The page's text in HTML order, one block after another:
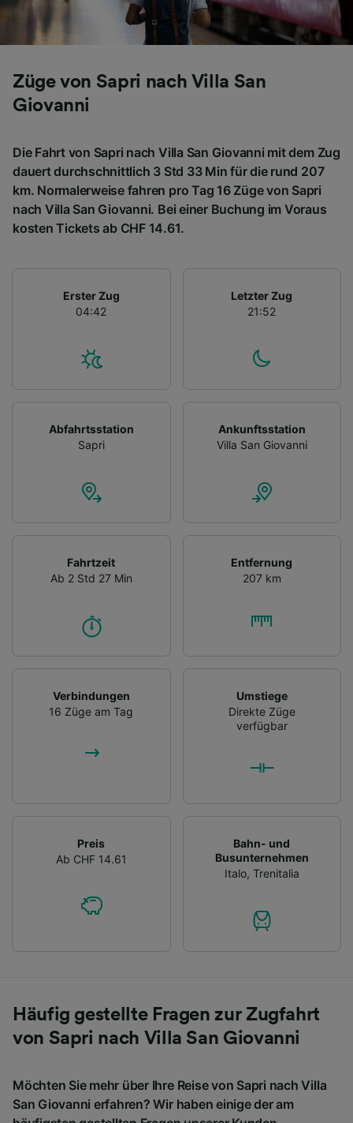
Züge von Sapri nach Villa San
Giovanni
Die Fahrt von Sapri nach Villa San Giovanni mit dem Zug
dauert durchschnittlich 3 Std 33 Min für die rund 207
km. Normalerweise fahren pro Tag 16 Züge von Sapri
nach Villa San Giovanni. Bei einer Buchung im Voraus
kosten Tickets ab CHF 14.61.
Erster Zug
04:42
Letzter Zug
21:52
Abfahrtsstation
Sapri
Ankunftsstation
Villa San Giovanni
Fahrtzeit
Ab 2 Std 27 Min
Entfernung
207 km
Verbindungen
16 Züge am Tag
Umstiege
Direkte Züge
verfügbar
Preis
Ab CHF 14.61
Bahn- und
Busunternehmen
Italo, Trenitalia
Häufig gestellte Fragen zur Zugfahrt
von Sapri nach Villa San Giovanni
Möchten Sie mehr über Ihre Reise von Sapri nach Villa
San Giovanni erfahren? Wir haben einige der am